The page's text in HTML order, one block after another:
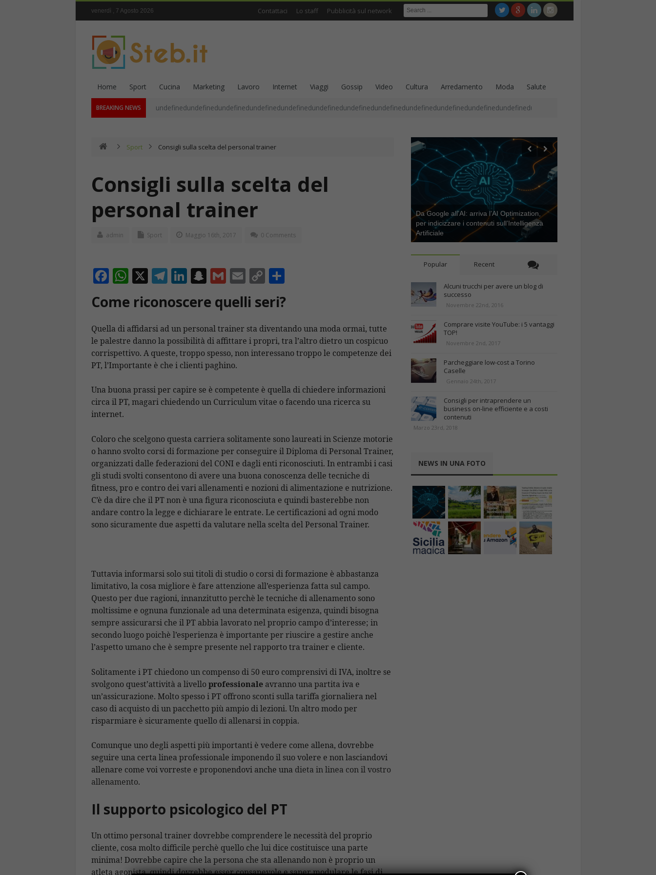
venerdì , 7 Agosto 2026 Contattaci Lo staff Pubblicità sul network
Home Sport Cucina Marketing Lavoro Internet Viaggi Gossip Video Cultura Arredamento Moda Salute
BREAKING NEWS
Sport Consigli sulla scelta del personal trainer
Consigli sulla scelta del
personal trainer
admin Sport Maggio 16th, 2017 0 Comments
F
e
b
o
o
k
W
at
s
A
p
p
X T
e
gr
a
m
Li
k
e
dI
n
S
a
p
c
h
at
G
ai
l
E
m
ai
l
C
p
y
Li
n
n
di
vi
di
Come riconoscere quelli seri?
Quella di affidarsi ad un personal trainer sta diventando una moda ormai, tutte
le palestre danno la possibilità di affittare i propri, tra l’altro dietro un cospicuo
corrispettivo. A queste, troppo spesso, non interessano troppo le competenze dei
PT, l’Importante è che i clienti paghino.
Una buona prassi per capire se è competente è quella di chiedere informazioni
circa il PT, magari chiedendo un Curriculum vitae o facendo una ricerca su
internet.
Coloro che scelgono questa carriera solitamente sono laureati in Scienze motorie
o hanno svolto corsi di formazione per conseguire il Diploma di Personal Trainer,
organizzati dalle federazioni del CONI e dagli enti riconosciuti. In entrambi i casi
gli studi svolti consentono di avere una buona conoscenza delle tecniche di
fitness, pro e contro dei vari allenamenti e nozioni di alimentazione e nutrizione.
C’è da dire che il PT non è una figura riconosciuta e quindi basterebbe non
andare contro la legge e dichiarare le entrate. Le certificazioni ad ogni modo
sono sicuramente due aspetti da valutare nella scelta del Personal Trainer.
Tuttavia informarsi solo sui titoli di studio o corsi di formazione è abbastanza
limitativo, la cosa migliore è fare attenzione all’esperienza fatta sul campo.
Questo per due ragioni, innanzitutto perchè le tecniche di allenamento sono
moltissime e ognuna funzionale ad una determinata esigenza, quindi bisogna
sempre assicurarsi che il PT abbia lavorato nel proprio campo d’interesse; in
secondo luogo poichè l’esperienza è importante per riuscire a gestire anche
l’aspetto umano che è sempre presente nel rapporto tra trainer e cliente.
Solitamente i PT chiedono un compenso di 50 euro comprensivi di IVA, inoltre se
svolgono quest’attività a livelloprofessionale avranno una partita iva e
un’assicurazione. Molto spesso i PT offrono sconti sulla tariffa giornaliera nel
caso di acquisto di un pacchetto più ampio di lezioni. Un altro modo per
risparmiare è sicuramente quello di allenarsi in coppia.
Comunque uno degli aspetti più importanti è vedere come allena, dovrebbe
seguire una certa linea professionale imponendo il suo volere e non lasciandovi
allenare come voi vorreste e proponendovi anche una dieta in linea con il vostro
allenamento.
Il supporto psicologico del PT
Un ottimo personal trainer dovrebbe comprendere le necessità del proprio
cliente, cosa molto difficile perchè quello che lui dice costituisce una parte
minima! Dovrebbe capire che la persona che sta allenando non è proprio un
atleta agonista, quindi dovrebbe esser consapevole e saper modulare le fasi di
Da Google all’AI: arriva l’AI Optimization,
per indicizzare i contenuti sull’Intelligenza
Artificiale
Popular Recent
Alcuni trucchi per avere un blog di
successo
Novembre 22nd, 2016
Comprare visite YouTube: i 5 vantaggi
TOP!
Novembre 2nd, 2017
Parcheggiare low-cost a Torino
Caselle
Gennaio 24th, 2017
Consigli per intraprendere un
business on-line efficiente e a costi
contenuti
Marzo 23rd, 2018
NEWS IN UNA FOTO